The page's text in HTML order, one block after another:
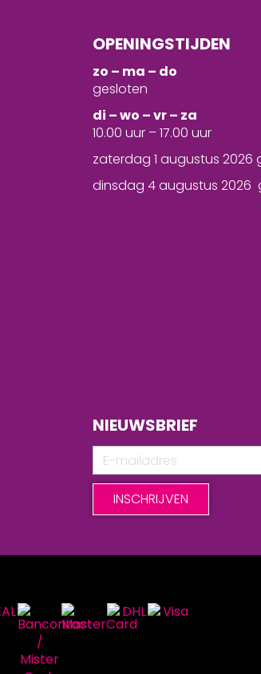
OPENINGSTIJDEN
zo – ma – do
gesloten
di – wo – vr – za
10.00 uur – 17.00 uur
zaterdag 1 augustus 2026
dinsdag 4 augustus 2026
NIEUWSBRIEF